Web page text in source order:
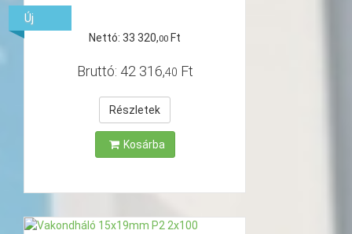
Nettó: 33 320,00 Ft
Bruttó: 42 316,40 Ft
Részletek
Kosárba
Új